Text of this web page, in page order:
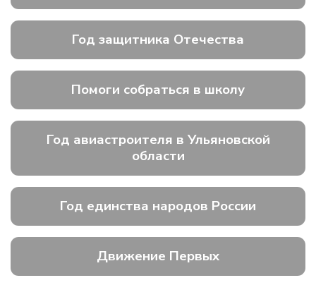
Год защитника Отечества
Помоги собраться в школу
Год авиастроителя в Ульяновской
области
Год единства народов России
Движение Первых